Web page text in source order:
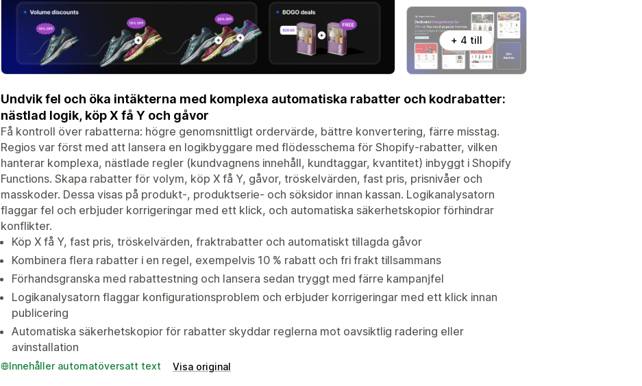
+ 4 till
Undvik fel och öka intäkterna med komplexa automatiska rabatter och kodrabatter:
nästlad logik, köp X få Y och gåvor
Få kontroll över rabatterna: högre genomsnittligt ordervärde, bättre konvertering, färre misstag.
Regios var först med att lansera en logikbyggare med flödesschema för Shopify-rabatter, vilken
hanterar komplexa, nästlade regler (kundvagnens innehåll, kundtaggar, kvantitet) inbyggt i Shopify
Functions. Skapa rabatter för volym, köp X få Y, gåvor, tröskelvärden, fast pris, prisnivåer och
masskoder. Dessa visas på produkt-, produktserie- och söksidor innan kassan. Logikanalysatorn
flaggar fel och erbjuder korrigeringar med ett klick, och automatiska säkerhetskopior förhindrar
konflikter.
Köp X få Y, fast pris, tröskelvärden, fraktrabatter och automatiskt tillagda gåvor
Kombinera flera rabatter i en regel, exempelvis 10 % rabatt och fri frakt tillsammans
Förhandsgranska med rabattestning och lansera sedan tryggt med färre kampanjfel
Logikanalysatorn flaggar konfigurationsproblem och erbjuder korrigeringar med ett klick innan
publicering
Automatiska säkerhetskopior för rabatter skyddar reglerna mot oavsiktlig radering eller
avinstallation
Innehåller automatöversatt text Visa original